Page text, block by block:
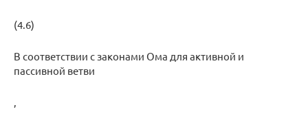
(4.6)
В соответствии с законами Ома для активной и
пассивной ветви